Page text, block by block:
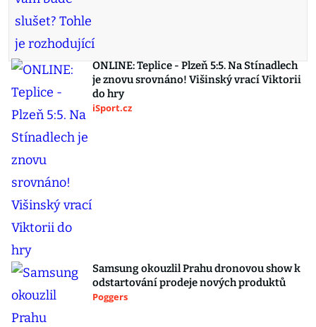
ONLINE: Teplice - Plzeň 5:5. Na Stínadlech
je znovu srovnáno! Višinský vrací Viktorii
do hry
iSport.cz
Samsung okouzlil Prahu dronovou show k
odstartování prodeje nových produktů
Poggers